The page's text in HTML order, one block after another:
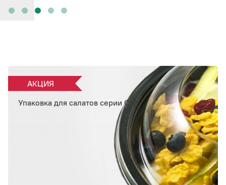
АКЦИЯ
Упаковка для салатов серии City